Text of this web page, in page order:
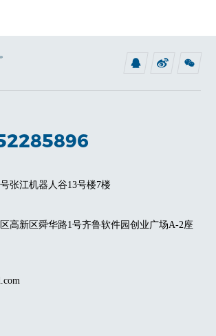
号张江机器人谷13号楼7楼
高新区舜华路1号齐鲁软件园创业广场A-2座